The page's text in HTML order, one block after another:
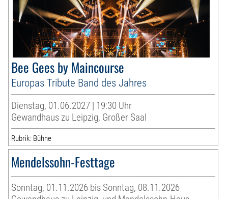
Bee Gees by Maincourse
Europas Tribute Band des Jahres
Dienstag, 01.06.2027 | 19:30 Uhr
Gewandhaus zu Leipzig, Großer Saal
Rubrik: Bühne
Mendelssohn-Festtage
Sonntag, 01.11.2026 bis Sonntag, 08.11.2026